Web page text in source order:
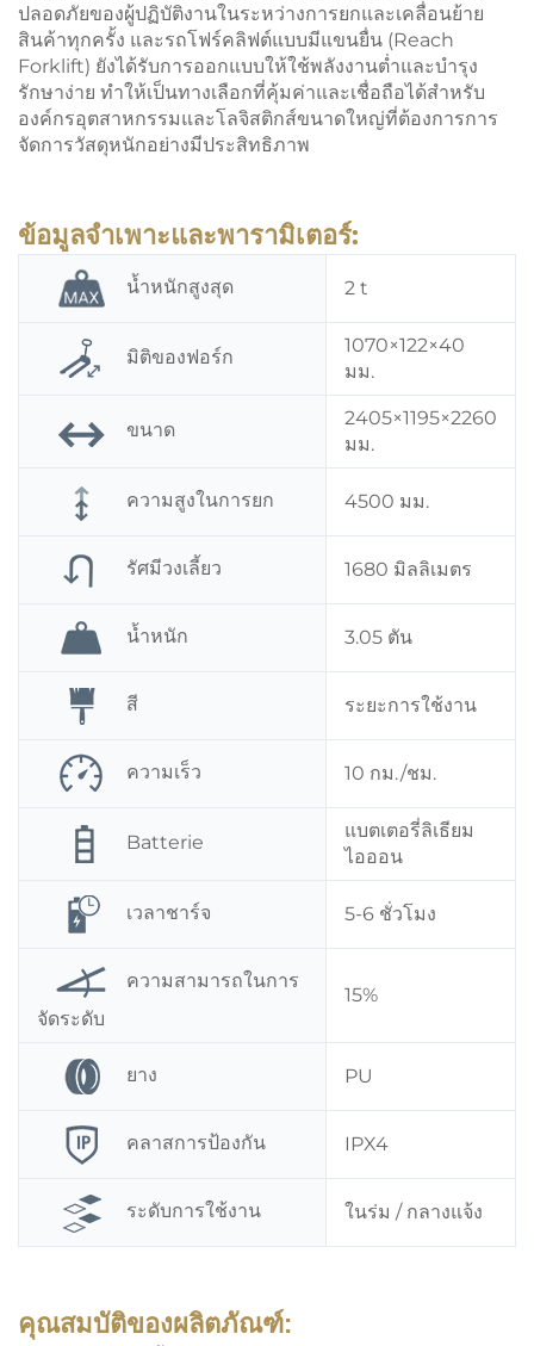
ปลอดภัยของผู้ปฏิบัติงานในระหว่างการยกและเคลื่อนย้าย
สินค้าทุกครั้ง และรถโฟร์คลิฟต์แบบมีแขนยื่น (Reach
Forklift) ยังได้รับการออกแบบให้ใช้พลังงานต่ำและบำรุง
รักษาง่าย ทำให้เป็นทางเลือกที่คุ้มค่าและเชื่อถือได้สำหรับ
องค์กรอุตสาหกรรมและโลจิสติกส์ขนาดใหญ่ที่ต้องการการ
จัดการวัสดุหนักอย่างมีประสิทธิภาพ
ข้อมูลจำเพาะและพารามิเตอร์:
น้ำหนักสูงสุด 2 t
มิติของฟอร์ก
1070×122×40
มม.
ขนาด
2405×1195×2260
มม.
ความสูงในการยก 4500 มม.
รัศมีวงเลี้ยว 1680 มิลลิเมตร
น้ำหนัก 3.05 ตัน
สี ระยะการใช้งาน
ความเร็ว 10 กม./ชม.
Batterie
แบตเตอรี่ลิเธียม
ไอออน
เวลาชาร์จ 5-6 ชั่วโมง
ความสามารถในการ
จัดระดับ
15%
ยาง PU
คลาสการป้องกัน IPX4
ระดับการใช้งาน ในร่ม / กลางแจ้ง
คุณสมบัติของผลิตภัณฑ์: